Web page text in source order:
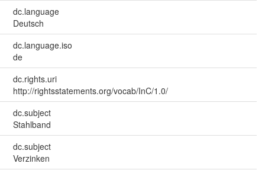
dc.language
Deutsch
dc.language.iso
de
dc.rights.uri
http://rightsstatements.org/vocab/InC/1.0/
dc.subject
Stahlband
dc.subject
Verzinken